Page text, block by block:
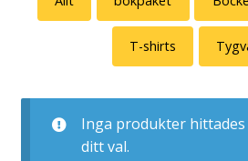
T-shirts
Inga produkter
ditt val.